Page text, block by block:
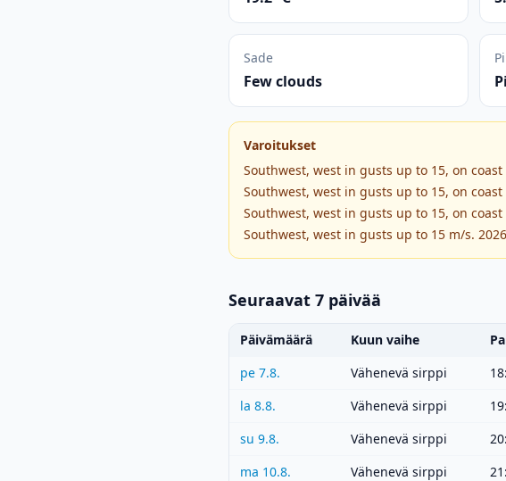
Sade
Few clouds
Varoitukset
Southwest, west in gusts up to 15, on
Southwest, west in gusts up to 15, on
Southwest, west in gusts up to 15, on
Southwest, west in gusts up to 15 m/s.
Seuraavat 7 päivää
Päivämäärä Kuun vaihe
pe 7.8.
Vähenevä sirppi
la 8.8.
Vähenevä sirppi
su 9.8.
Vähenevä sirppi
ma 10.8.
Vähenevä sirppi